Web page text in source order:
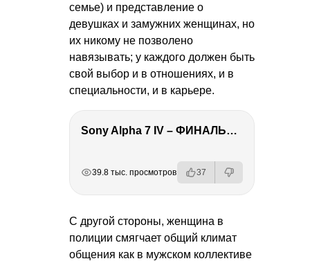
семье) и представление о
девушках и замужних женщинах, но
их никому не позволено
навязывать; у каждого должен быть
свой выбор и в отношениях, и в
специальности, и в карьере.
Sony Alpha 7 IV – ФИНАЛЬНЫЙ ОБЗОР
39.8 тыс. просмотров 37
С другой стороны, женщина в
полиции смягчает общий климат
общения как в мужском коллективе